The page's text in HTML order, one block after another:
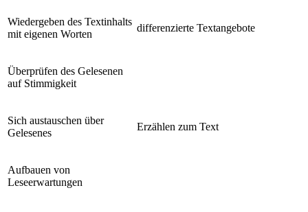
Wiedergeben des Textinhalts
mit eigenen Worten
differenzierte Textangebote
Überprüfen des Gelesenen
auf Stimmigkeit
Sich austauschen über
Gelesenes
Erzählen zum Text
Aufbauen von
Leseerwartungen